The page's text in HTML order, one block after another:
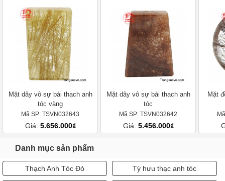
Mặt dây vô sự bài thạch anh
tóc vàng
Mã SP: TSVN032643
Giá: 5.656.000₫
Mặt dây vô sự bài thạch anh
tóc
Mã SP: TSVN032642
Giá: 5.456.000₫
Mặt
Danh mục sản phẩm
Thạch Anh Tóc Đỏ Tỳ hưu thạc anh tóc